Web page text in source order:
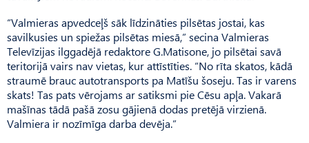
“Valmieras apvedceļš sāk līdzināties pilsētas jostai, kas
savilkusies un spiežas pilsētas miesā,” secina Valmieras
Televīzijas ilg­gadējā redaktore G.Matisone, jo pilsētai savā
teritorijā vairs nav vietas, kur attīstīties. “No rīta skatos, kādā
straumē brauc autotransports pa Matīšu šoseju. Tas ir varens
skats! Tas pats vērojams ar satiksmi pie Cēsu apļa. Vakarā
mašīnas tādā pašā zosu gājienā dodas pretējā virzienā.
Valmiera ir nozīmīga darba devēja.”